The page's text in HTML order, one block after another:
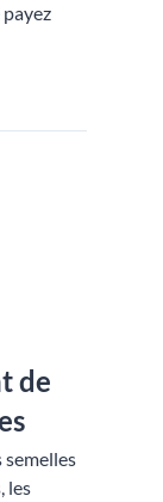
de
les